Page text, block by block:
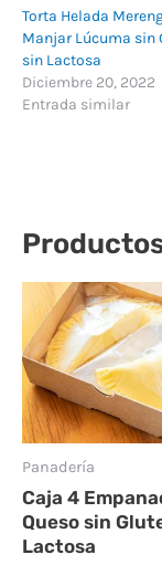
Torta Helada
Manjar Lúcuma sin
sin Lactosa
Diciembre 20, 2022
Entrada similar
Panadería
Caja 4
Queso sin
Lactosa